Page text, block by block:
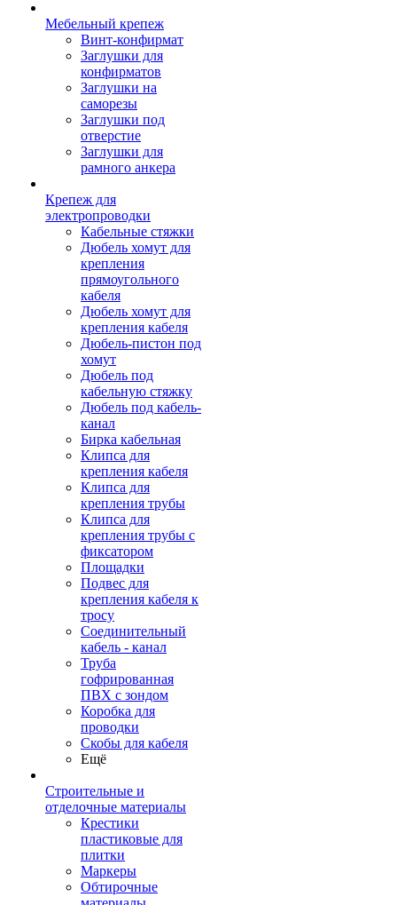
Мебельный крепеж
Винт-конфирмат
Заглушки для
конфирматов
Заглушки на
саморезы
Заглушки под
отверстие
Заглушки для
рамного анкера
Крепеж для
электропроводки
Кабельные стяжки
Дюбель хомут для
крепления
прямоугольного
кабеля
Дюбель хомут для
крепления кабеля
Дюбель-пистон под
хомут
Дюбель под
кабельную стяжку
Дюбель под кабель-
канал
Бирка кабельная
Клипса для
крепления кабеля
Клипса для
крепления трубы
Клипса для
крепления трубы с
фиксатором
Площадки
Подвес для
крепления кабеля к
тросу
Соединительный
кабель - канал
Труба
гофрированная
ПВХ с зондом
Коробка для
проводки
Скобы для кабеля
Ещё
Строительные и
отделочные материалы
Крестики
пластиковые для
плитки
Маркеры
Обтирочные